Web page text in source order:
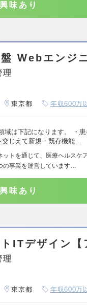
興味あり
Webエンジ
理
東京都 年収600万
域は下記になります。 ・
じえて新規・既存機能…
ットを通じて、医療ヘルスケ
の事業を運営しています…
興味あり
ITデザイン【
理
東京都 年収600万